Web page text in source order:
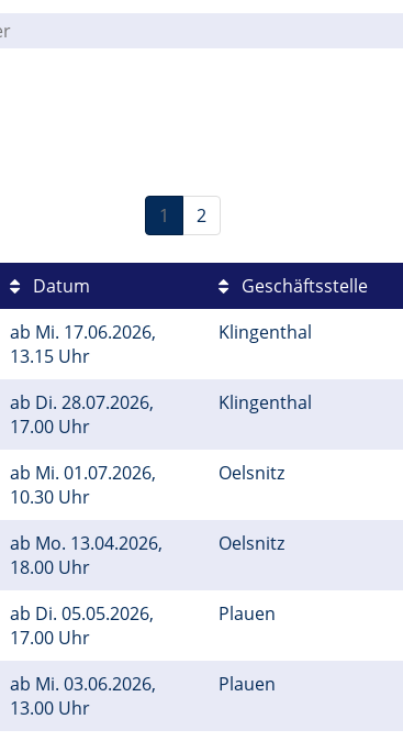
1 2
Datum Geschäftsstelle
ab Mi. 17.06.2026,
13.15 Uhr
Klingenthal
ab Di. 28.07.2026,
17.00 Uhr
Klingenthal
ab Mi. 01.07.2026,
10.30 Uhr
Oelsnitz
ab Mo. 13.04.2026,
18.00 Uhr
Oelsnitz
ab Di. 05.05.2026,
17.00 Uhr
Plauen
ab Mi. 03.06.2026,
13.00 Uhr
Plauen